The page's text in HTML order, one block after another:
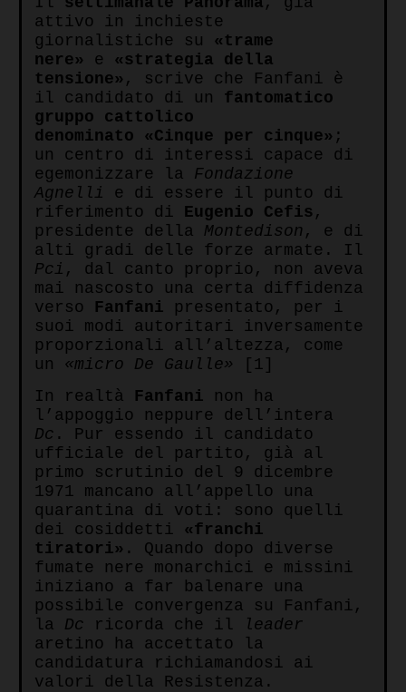
attivo in inchieste
giornalistiche su «trame
nere» e «strategia della
tensione» , scrive che Fanfani è
il candidato di un fantomatico
gruppo cattolico
denominato «Cinque per cinque» ;
un centro di interessi capace di
egemonizzare la Fondazione
Agnelli e di essere il punto di
riferimento di Eugenio Cefis ,
presidente della Montedison , e di
alti gradi delle forze armate. Il
Pci , dal canto proprio, non aveva
mai nascosto una certa diffidenza
verso Fanfani presentato, per i
suoi modi autoritari inversamente
proporzionali all’altezza, come
un «micro De Gaulle»
[1]
In realtà Fanfani non ha
l’appoggio neppure dell’intera
Dc . Pur essendo il candidato
ufficiale del partito, già al
primo scrutinio del 9 dicembre
1971 mancano all’appello una
quarantina di voti: sono quelli
dei cosiddetti «franchi
tiratori» . Quando dopo diverse
fumate nere monarchici e missini
iniziano a far balenare una
possibile convergenza su Fanfani,
la Dc ricorda che il
leader
aretino ha accettato la
candidatura richiamandosi ai
valori della Resistenza.